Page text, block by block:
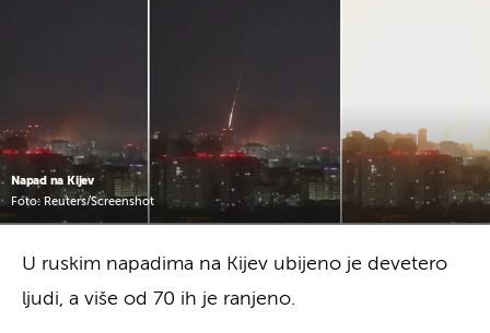
Napad na Kijev
Foto: Reuters/Screenshot
U ruskim napadima na Kijev ubijeno je devetero
ljudi, a više od 70 ih je ranjeno.